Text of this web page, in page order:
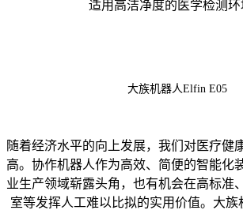
适用高洁净度的医学检测环
大族机器人Elfin E05
随着经济水平的向上发展，我们对医疗健
高。协作机器人作为高效、简便的智能化
业生产领域崭露头角，也有机会在高标准
室等发挥人工难以比拟的实用价值。大族